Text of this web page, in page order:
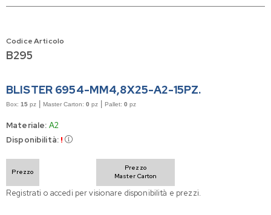
Codice Articolo
B295
BLISTER 6954-MM4,8X25-A2-15PZ.
Box: 15 pz Master Carton: 0 pz Pallet: 0 pz
Materiale: A2
Disponibilità: !
Prezzo
Prezzo
Master Carton
Registrati o accedi per visionare disponibilità e prezzi.